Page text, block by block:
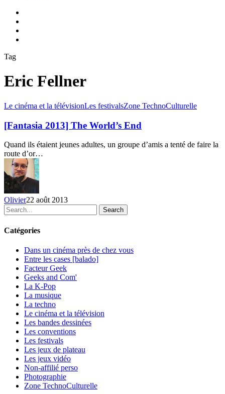
Tag
Eric Fellner
[Fantasia
The
World’s
End
Le cinéma et la télévisionLes festivalsZone TechnoCulturelle
[Fantasia 2013] The World’s End
Quand ils étaient jeunes adultes, un groupe d’amis a tenté de faire la
route d’or…
Olivier22 août 2013
Search
Catégories
Dans un cinéma près de chez vous
Entre les cases [balado]
Facteur Geek
Geeks and Com'
La K-Pop
La musique
La techno
Le cinéma et la télévision
Les bandes dessinées
Les conventions
Les festivals
Les jeux de plateau
Les jeux vidéo
Non-affilié perso
Photographie
Zone TechnoCulturelle